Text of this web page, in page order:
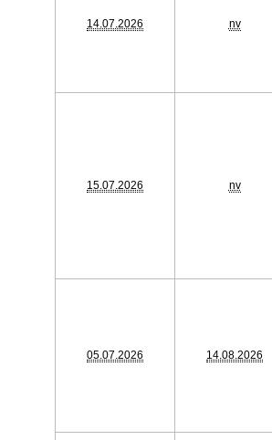
14.07.2026 nv
15.07.2026 nv
05.07.2026 14.08.2026